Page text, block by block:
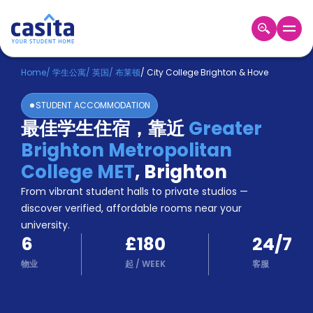
Home ZH GBP
登
入
Booking
Accommodation
About
us
Blog
Refer
And
Earn
Become
Partner
Home/ 学生公寓/ 英国/ 布莱顿/ City College Brighton & Hove
STUDENT ACCOMMODATION
最佳学生住宿，靠近Greater
Brighton Metropolitan
College MET, Brighton
From vibrant student halls to private studios —
discover verified, affordable rooms near your
university.
6
物业
£180
起 / WEEK
24/7
客服